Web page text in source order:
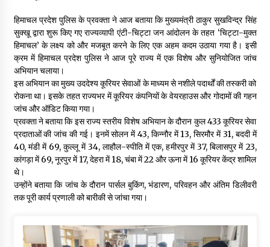
भ्रष्टाचार से अर्जित संपत्ति जब्त कर गरीबों में बांटेगी हिमाचल सरकार -CM
06/08/2026
नितिन गडकरी से मिले विक्रमादित्य सिंह, हिमाचल की सड़क परियोजनाओं को
मिली बड़ी सौगात
06/08/2026
हिमाचल प्रदेश पुलिस के प्रवक्ता ने आज बताया कि मुख्यमंत्री ठाकुर सुखविन्द्र सिंह
सुक्खू द्वारा शुरू किए गए राज्यव्यापी एंटी-चिट्टा जन आंदोलन के तहत ‘चिट्टा-मुक्त
हिमाचल’ के लक्ष्य को और मजबूत करने के लिए एक अहम कदम उठाया गया है। इसी
क्रम में हिमाचल प्रदेश पुलिस ने आज पूरे राज्य में एक विशेष और सुनियोजित जांच
अभियान चलाया।
इस अभियान का मुख्य उददेश्य कूरियर सेवाओं के माध्यम से नशीले पदार्थों की तस्करी को
रोकना था। इसके तहत राज्यभर में कूरियर कंपनियों के वेयरहाउस और गोदामों की गहन
जांच और ऑडिट किया गया।
प्रवक्ता ने बताया कि इस राज्य स्तरीय विशेष अभियान के दौरान कुल 433 कूरियर सेवा
प्रदाताओं की जांच की गई। इनमें सोलन में 43, किन्नौर में 13, सिरमौर में 31, बददी में
40, मंडी में 69, कुल्लू में 34, लाहौल-स्पीति में एक, हमीरपुर में 37, बिलासपुर में 23,
कांगड़ा में 69, नूरपुर में 17, देहरा में 18, चंबा में 22 और ऊना में 16 कूरियर केंद्र शामिल
थे।
उन्होंने बताया कि जांच के दौरान पार्सल बुकिंग, भंडारण, परिवहन और अंतिम डिलीवरी
तक पूरी कार्य प्रणाली को बारीकी से जांचा गया।